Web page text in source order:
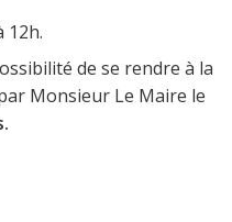
12h.
de se rendre à la
Monsieur Le Maire le